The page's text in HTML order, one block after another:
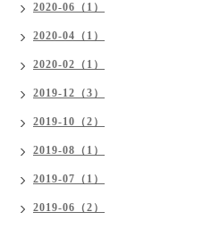
2020-06（1）
2020-04（1）
2020-02（1）
2019-12（3）
2019-10（2）
2019-08（1）
2019-07（1）
2019-06（2）